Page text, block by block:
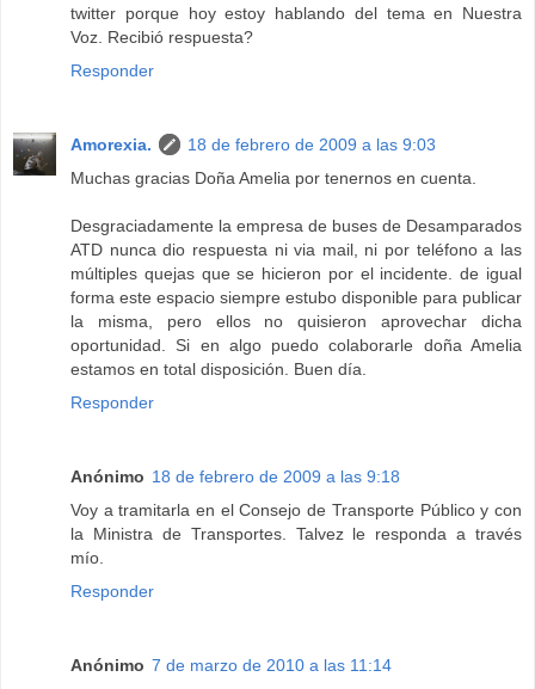
twitter porque hoy estoy hablando del tema en Nuestra
Voz. Recibió respuesta?
Responder
Amorexia.
18 de febrero de 2009 a las 9:03
Muchas gracias Doña Amelia por tenernos en cuenta.
Desgraciadamente la empresa de buses de Desamparados
ATD nunca dio respuesta ni via mail, ni por teléfono a las
múltiples quejas que se hicieron por el incidente. de igual
forma este espacio siempre estubo disponible para publicar
la misma, pero ellos no quisieron aprovechar dicha
oportunidad. Si en algo puedo colaborarle doña Amelia
estamos en total disposición. Buen día.
Responder
Anónimo 18 de febrero de 2009 a las 9:18
Voy a tramitarla en el Consejo de Transporte Público y con
la Ministra de Transportes. Talvez le responda a través
mío.
Responder
Anónimo 7 de marzo de 2010 a las 11:14